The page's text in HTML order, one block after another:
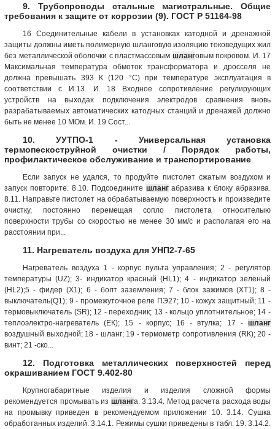
9. Трубопроводы стальные магистральные. Общие
требования к защите от коррозии (9). ГОСТ Р 51164-98
16 Соединительные кабели в установках катодной и дренажной
защиты должны иметь полимерную шланговую изоляцию токоведущих жил
без металлической оболочки с пластмассовым шланговым покровом. И. 17
Максимальная температура обмоток трансформатора и дросселя не
должна превышать 393 К (120 °С) при температуре эксплуатация в
соответствии с И.13. И. 18 Входное сопротивление регулирующих
устройств на выходах подключения электродов сравнения вновь
разрабатываемых автоматических катодных станций и дренажей должно
быть не менее 10 МОм. И. 19 Сост...
10. УУТПО-1 - Универсальная установка
термопескоструйной очистки / Порядок работы,
профилактическое обслуживание и транспортирование
Если запуск не удался, то продуйте пистолет сжатым воздухом и
запуск повторите. 8.10. Подсоедините шлангабразива к блоку абразива.
8.11. Направьте пистолет на обрабатываемую поверхностъ и произведите
очистку, постоянно перемещая сопло пистолета относителыю
поверхности трубы со скоростью не менее 30 мм/с и располагая его на
расстоянии при...
11. Нагреватель воздуха для УНП2-7-65
Нагреватель воздуха 1 - корпус пульта управления; 2 - регулятор
температуры (UZ); 3- индикатор красный (НL1); 4 - индикатор зелёный
(НL2);5 - фидер (X1); 6 - болт заземления; 7 - блок зажимов (ХТ1); 8 -
выключатель(Q1); 9 - промежуточное реле ПЭ27; 10 - кожух защитный; 11 -
термовыключатель (SR); 12 - переходник; 13 - кольцо уплотнительное; 14 -
теплоэлектро-нагреватель (ЕК); 15 - корпус; 16 - втулка; 17 - шланг
воздушный выходной; 18 - шланг; 19 - термометр сопротивления (RК); 20 -
винт; 21 -ско...
12. Подготовка металлических поверхностей перед
окрашиванием ГОСТ 9.402-80
Крупногабаритные изделия и изделия сложной формы
рекомендуется промывать из шланга. 3.13.4. Метод расчета расхода воды
на промывку приведен в рекомендуемом приложении 10. 3.14. Сушка
обработанных изделий. 3.14.1. Режимы сушки приведены в табл. 19. 3.14.2.